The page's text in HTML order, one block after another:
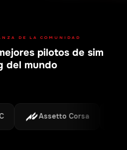
DE LA COMUNIDAD
pilotos de sim
del mundo
Assetto Corsa